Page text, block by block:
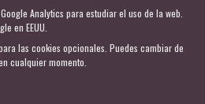
Google Analytics para estudiar el uso de la web.
en EEUU.
las cookies opcionales. Puedes cambiar de
cualquier momento.